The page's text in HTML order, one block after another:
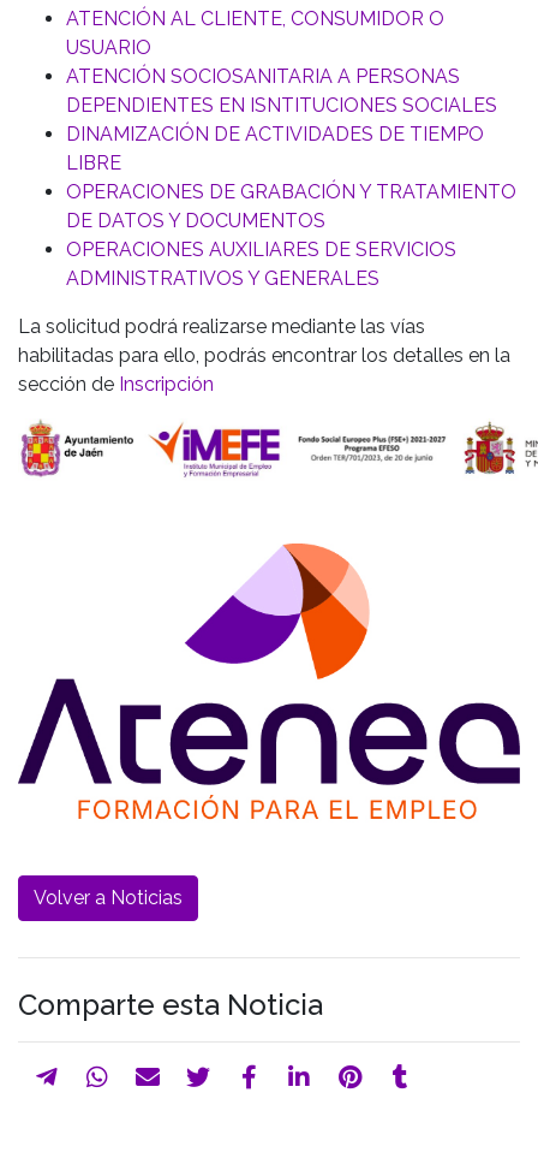
ATENCIÓN AL CLIENTE, CONSUMIDOR O
USUARIO
ATENCIÓN SOCIOSANITARIA A PERSONAS
DEPENDIENTES EN ISNTITUCIONES SOCIALES
DINAMIZACIÓN DE ACTIVIDADES DE TIEMPO
LIBRE
OPERACIONES DE GRABACIÓN Y TRATAMIENTO
DE DATOS Y DOCUMENTOS
OPERACIONES AUXILIARES DE SERVICIOS
ADMINISTRATIVOS Y GENERALES
La solicitud podrá realizarse mediante las vías
habilitadas para ello, podrás encontrar los detalles en la
sección de Inscripción
Volver a Noticias
Comparte esta Noticia